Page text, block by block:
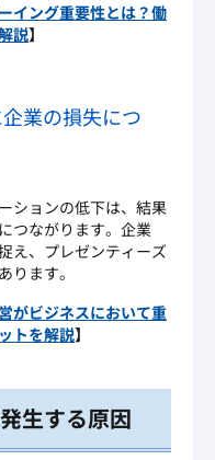
イング重要性とは？働
説】
業の損失につ
ションの低下は、結果
つながります。企業
え、プレゼンティーズ
ります。
がビジネスにおいて重
トを解説】
生する原因